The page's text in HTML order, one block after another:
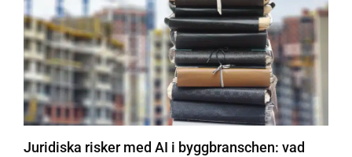
Juridiska risker med AI i byggbranschen: vad